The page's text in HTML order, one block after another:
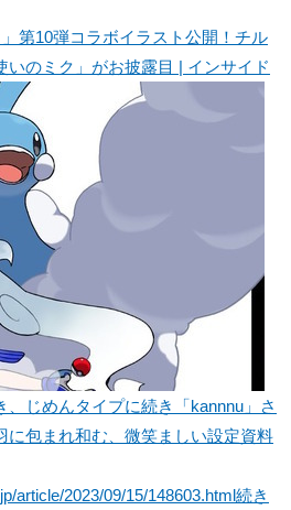
第10弾コラボイラスト公開！チル
いのミク」がお披露目 | インサイド
じめんタイプに続き「kannnu」さ
に包まれ和む、微笑ましい設定資料
article/2023/09/15/148603.html続き